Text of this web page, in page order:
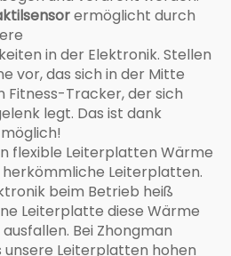
ermöglicht durch
in der Elektronik. Stellen
vor, das sich in der Mitte
Fitness-Tracker, der sich
legt. Das ist dank
flexible Leiterplatten Wärme
Leiterplatten.
beim Betrieb heiß
Leiterplatte diese Wärme
Bei Zhongman
unsere Leiterplatten hohen